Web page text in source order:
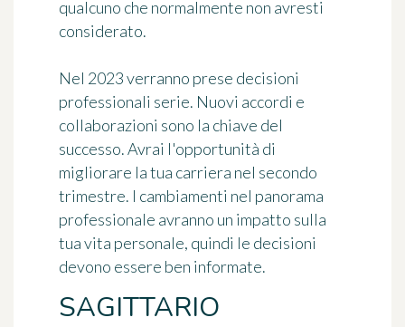
qualcuno che normalmente non avresti
considerato.
Nel 2023 verranno prese decisioni
professionali serie. Nuovi accordi e
collaborazioni sono la chiave del
successo. Avrai l'opportunità di
migliorare la tua carriera nel secondo
trimestre. I cambiamenti nel panorama
professionale avranno un impatto sulla
tua vita personale, quindi le decisioni
devono essere ben informate.
SAGITTARIO